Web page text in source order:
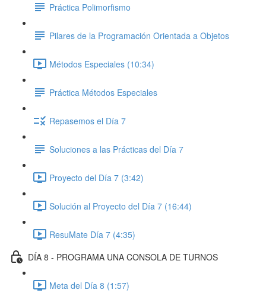
Práctica Polimorfismo
Pilares de la Programación Orientada a Objetos
Métodos Especiales (10:34)
Práctica Métodos Especiales
Repasemos el Día 7
Soluciones a las Prácticas del Día 7
Proyecto del Día 7 (3:42)
Solución al Proyecto del Día 7 (16:44)
ResuMate Día 7 (4:35)
DÍA 8 - PROGRAMA UNA CONSOLA DE TURNOS
Meta del Día 8 (1:57)